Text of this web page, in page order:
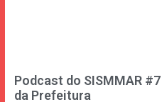
Podcast do SISMMAR
da Prefeitura